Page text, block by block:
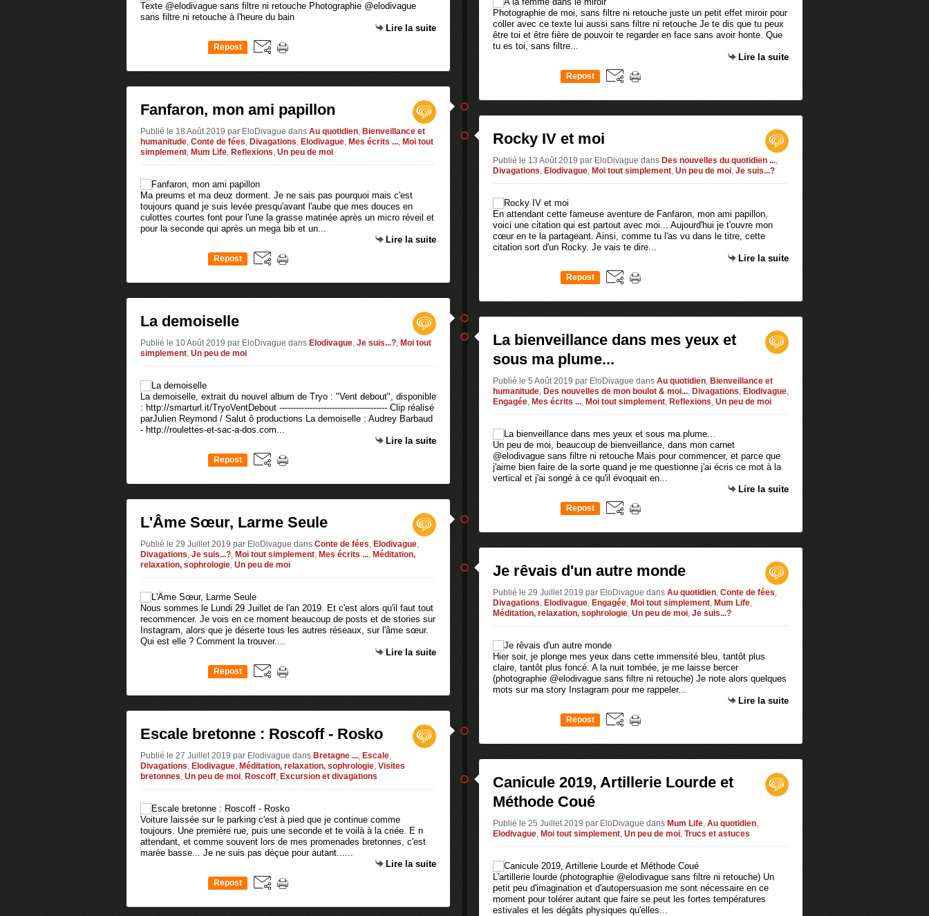
Texte @elodivague sans filtre ni retouche Photographie @elodivague
sans filtre ni retouche à l'heure du bain
Lire la suite
Repost
Fanfaron, mon ami papillon
Publié le 18 Août 2019 par EloDivague dans Au quotidien, Bienveillance et
humanitude, Conte de fées, Divagations, Elodivague, Mes écrits ..., Moi tout
simplement, Mum Life, Reflexions, Un peu de moi
Ma preums et ma deuz dorment. Je ne sais pas pourquoi mais c'est
toujours quand je suis levée presqu'avant l'aube que mes douces en
culottes courtes font pour l'une la grasse matinée après un micro réveil et
pour la seconde qui après un mega bib et un...
Lire la suite
Repost
La demoiselle
Publié le 10 Août 2019 par EloDivague dans Elodivague, Je suis...?, Moi tout
simplement, Un peu de moi
La demoiselle, extrait du nouvel album de Tryo : "Vent debout", disponible
: http://smarturl.it/TryoVentDebout --------------------------------------- Clip réalisé
parJulien Reymond / Salut ô productions La demoiselle : Audrey Barbaud
- http://roulettes-et-sac-a-dos.com...
Lire la suite
Repost
L'Âme Sœur, Larme Seule
Publié le 29 Juillet 2019 par EloDivague dans Conte de fées, Elodivague,
Divagations, Je suis...?, Moi tout simplement, Mes écrits ..., Méditation,
relaxation, sophrologie, Un peu de moi
Nous sommes le Lundi 29 Juillet de l'an 2019. Et c'est alors qu'il faut tout
recommencer. Je vois en ce moment beaucoup de posts et de stories sur
Instagram, alors que je déserte tous les autres réseaux, sur l'âme sœur.
Qui est elle ? Comment la trouver....
Lire la suite
Repost
Escale bretonne : Roscoff - Rosko
Publié le 27 Juillet 2019 par Elodivague dans Bretagne ..., Escale,
Divagations, Elodivague, Méditation, relaxation, sophrologie, Visites
bretonnes, Un peu de moi, Roscoff, Excursion et divagations
Voiture laissée sur le parking c'est à pied que je continue comme
toujours. Une première rue, puis une seconde et te voilà à la criée. E n
attendant, et comme souvent lors de mes promenades bretonnes, c'est
marée basse... Je ne suis pas déçue pour autant......
Lire la suite
Repost
Photographie de moi, sans filtre ni retouche juste un petit effet miroir pour
coller avec ce texte lui aussi sans filtre ni retouche Je te dis que tu peux
être toi et être fière de pouvoir te regarder en face sans avoir honte. Que
tu es toi, sans filtre...
Lire la suite
Repost
Rocky IV et moi
Publié le 13 Août 2019 par EloDivague dans Des nouvelles du quotidien ...,
Divagations, Elodivague, Moi tout simplement, Un peu de moi, Je suis...?
En attendant cette fameuse aventure de Fanfaron, mon ami papillon,
voici une citation qui est partout avec moi... Aujourd'hui je t'ouvre mon
cœur en te la partageant. Ainsi, comme tu l'as vu dans le titre, cette
citation sort d'un Rocky. Je vais te dire...
Lire la suite
Repost
La bienveillance dans mes yeux et
sous ma plume...
Publié le 5 Août 2019 par EloDivague dans Au quotidien, Bienveillance et
humanitude, Des nouvelles de mon boulot & moi..., Divagations, Elodivague,
Engagée, Mes écrits ..., Moi tout simplement, Reflexions, Un peu de moi
Un peu de moi, beaucoup de bienveillance, dans mon carnet
@elodivague sans filtre ni retouche Mais pour commencer, et parce que
j'aime bien faire de la sorte quand je me questionne j'ai écris ce mot à la
vertical et j'ai songé à ce qu'il évoquait en...
Lire la suite
Repost
Je rêvais d'un autre monde
Publié le 29 Juillet 2019 par EloDivague dans Au quotidien, Conte de fées,
Divagations, Elodivague, Engagée, Moi tout simplement, Mum Life,
Méditation, relaxation, sophrologie, Un peu de moi, Je suis...?
Hier soir, je plonge mes yeux dans cette immensité bleu, tantôt plus
claire, tantôt plus foncé. A la nuit tombée, je me laisse bercer
(photographie @elodivague sans filtre ni retouche) Je note alors quelques
mots sur ma story Instagram pour me rappeler...
Lire la suite
Repost
Canicule 2019, Artillerie Lourde et
Méthode Coué
Publié le 25 Juillet 2019 par EloDivague dans Mum Life, Au quotidien,
Elodivague, Moi tout simplement, Un peu de moi, Trucs et astuces
L'artillerie lourde (photographie @elodivague sans filtre ni retouche) Un
petit peu d'imagination et d'autopersuasion me sont nécessaire en ce
moment pour tolérer autant que faire se peut les fortes températures
estivales et les dégâts physiques qu'elles...